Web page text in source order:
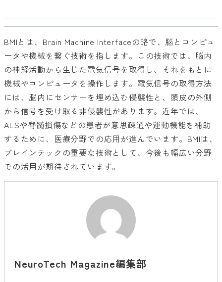
BMIとは、Brain Machine Interfaceの略で、脳とコンピュ
ータや機械を繋ぐ技術を指します。この技術では、脳内
の神経活動から生じた電気信号を取得し、それをもとに
機械やコンピュータを操作します。電気信号の取得方法
には、脳内にセンサーを埋め込む侵襲性と、頭皮の外側
から信号を受け取る非侵襲性があります。近年では、
ALSや脊髄損傷などの患者が意思疎通や運動機能を補助
するために、医療分野での応用が進んでいます。BMIは、
ブレインテックの重要な技術として、今後も幅広い分野
での活用が期待されています。
NeuroTech Magazine編集部